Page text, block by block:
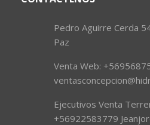
Pedro Aguirre Cerda
Paz
Venta Web:
Ejecutivos Venta
+56922583779